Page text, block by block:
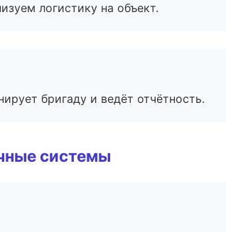
логистику на объект.
бригаду и ведёт отчётность.
системы